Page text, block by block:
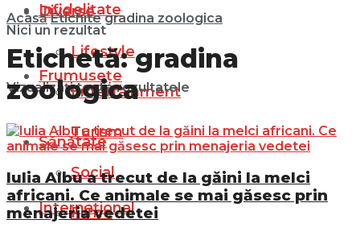
Diverse
Lifestyle
Entertainment
Turism
Social
Filme
Infidelitate
Frumusețe
Sănătate
Internațional
Nici un rezultat
Vizualizați toate rezultatele
Acasă Etichite gradina zoologica
Etichetă:gradina
zoologica
Iulia Albu a trecut de la găini la melci
africani. Ce animale se mai găsesc prin
menajeria vedetei